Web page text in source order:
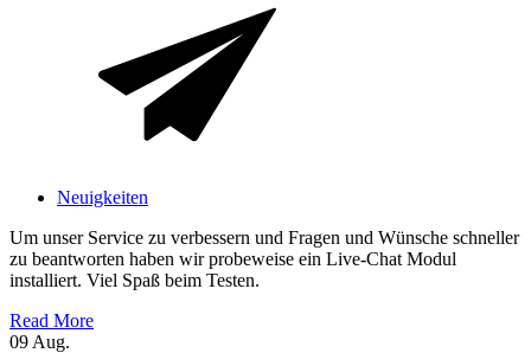
Neuigkeiten
Um unser Service zu verbessern und Fragen und Wünsche schneller
zu beantworten haben wir probeweise ein Live-Chat Modul
installiert. Viel Spaß beim Testen.
Read More
09 Aug.